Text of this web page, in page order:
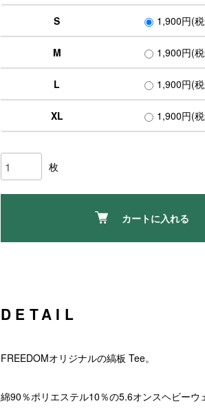
S 1,900円(
M 1,900円(
L 1,900円(
XL 1,900円(
枚
カートに入れる
DETAIL
FREEDOMオリジナルの縞板 Tee。
綿90％ポリエステル10％の5.6オンスヘビーウ